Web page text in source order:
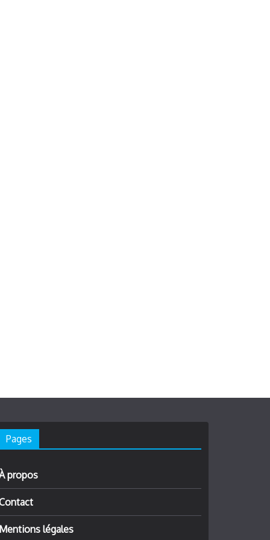
Pages
propos
Mentions légales